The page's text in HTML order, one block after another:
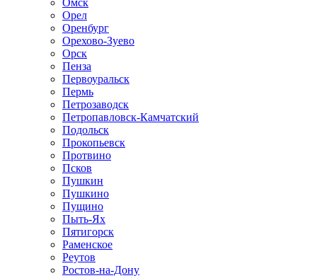
Омск
Орел
Оренбург
Орехово-Зуево
Орск
Пенза
Первоуральск
Пермь
Петрозаводск
Петропавловск-Камчатский
Подольск
Прокопьевск
Протвино
Псков
Пушкин
Пушкино
Пущино
Пыть-Ях
Пятигорск
Раменское
Реутов
Ростов-на-Дону